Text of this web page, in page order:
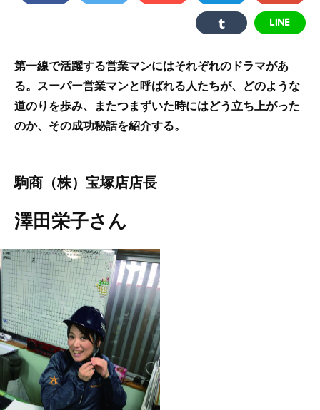
第一線で活躍する営業マンにはそれぞれのドラマがあ
る。スーパー営業マンと呼ばれる人たちが、どのような
道のりを歩み、またつまずいた時にはどう立ち上がった
のか、その成功秘話を紹介する。
駒商（株）宝塚店店長
澤田栄子さん